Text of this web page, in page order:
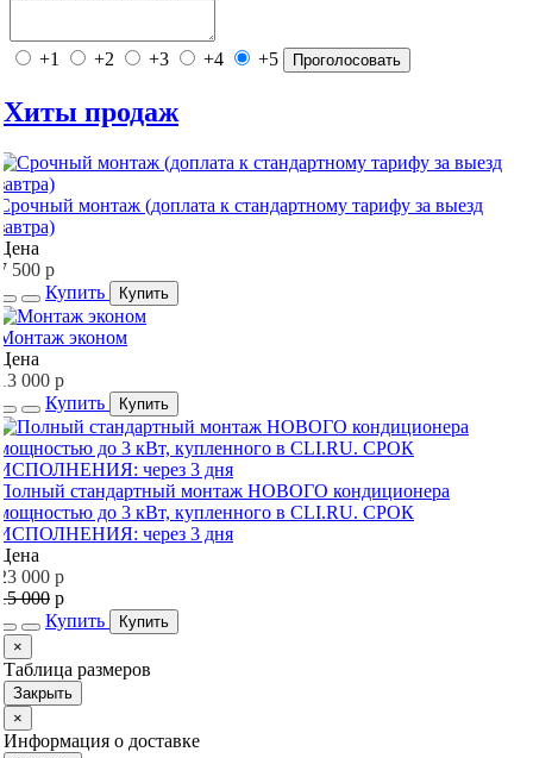
+1 +2 +3 +4 +5 Проголосовать
Хиты продаж
монтаж (доплата к стандартному тарифу за выезд
500 p
Купить
Купить
эконом
000 p
Купить
Купить
стандартный монтаж НОВОГО кондиционера
до 3 кВт, купленного в CLI.RU. СРОК
через 3 дня
000 p
000 p
Купить
Купить
×
Таблица размеров
Закрыть
×
Информация о доставке